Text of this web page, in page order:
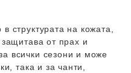
структурата на кожата,
от прах и
всички сезони и може
така и за чанти,